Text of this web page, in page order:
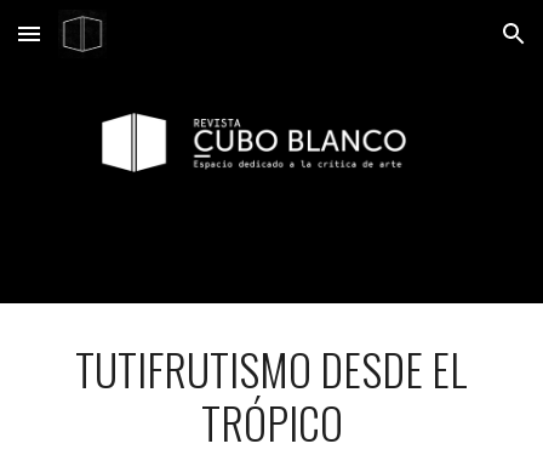
Skip to main content Skip to navigation
TUTIFRUTISMO DESDE EL
TRÓPICO